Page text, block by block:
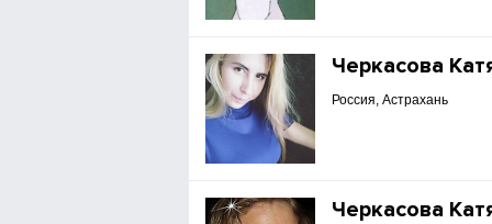
Черкасова
Россия, Астрахань
Черкасова